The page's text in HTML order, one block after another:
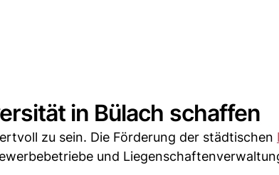
in Bülach schaffen
zu sein. Die Förderung der städtischen
und